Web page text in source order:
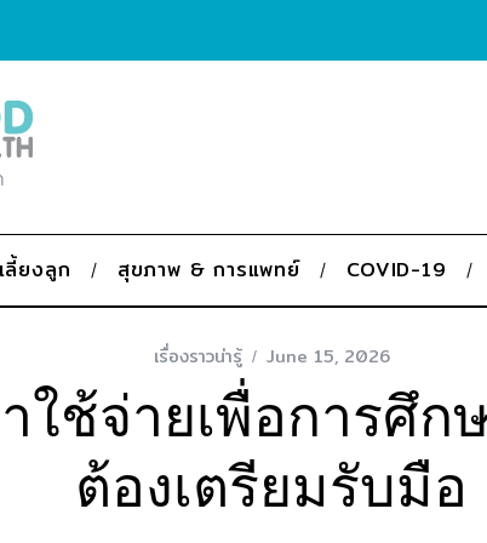
ลี้ยงลูก สุขภาพ & การแพทย์ COVID-19
เรื่องราวน่ารู้ June 15, 2026
ใช้จ่ายเพื่อการศึ
ต้องเตรียมรับมือ